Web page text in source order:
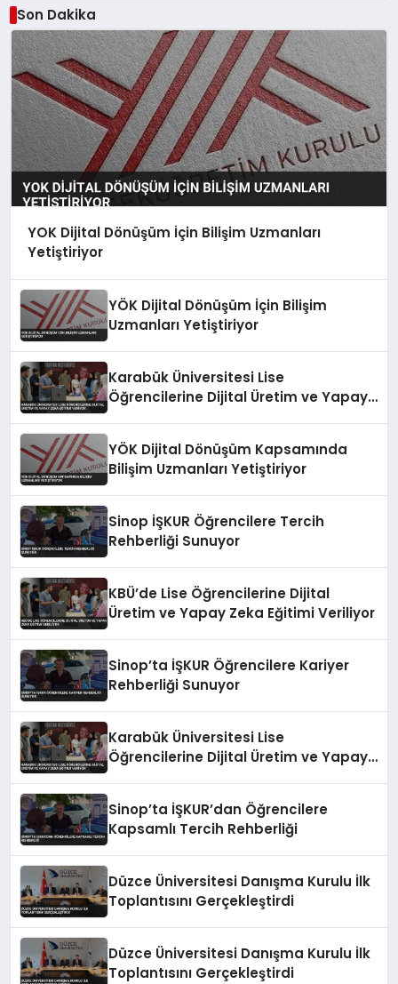
Son Dakika
YOK Dijital Dönüşüm İçin Bilişim Uzmanları
Yetiştiriyor
YÖK Dijital Dönüşüm İçin Bilişim
Uzmanları Yetiştiriyor
Karabük Üniversitesi Lise
Öğrencilerine Dijital Üretim ve Yapay
YÖK Dijital Dönüşüm Kapsamında
Bilişim Uzmanları Yetiştiriyor
Sinop İŞKUR Öğrencilere Tercih
Rehberliği Sunuyor
KBÜ’de Lise Öğrencilerine Dijital
Üretim ve Yapay Zeka Eğitimi Veriliyor
Sinop’ta İŞKUR Öğrencilere Kariyer
Rehberliği Sunuyor
Karabük Üniversitesi Lise
Öğrencilerine Dijital Üretim ve Yapay
Sinop’ta İŞKUR’dan Öğrencilere
Kapsamlı Tercih Rehberliği
Düzce Üniversitesi Danışma Kurulu İlk
Toplantısını Gerçekleştirdi
Düzce Üniversitesi Danışma Kurulu İlk
Toplantısını Gerçekleştirdi